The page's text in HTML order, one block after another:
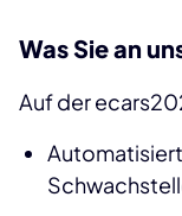
Was Sie an
Auf der